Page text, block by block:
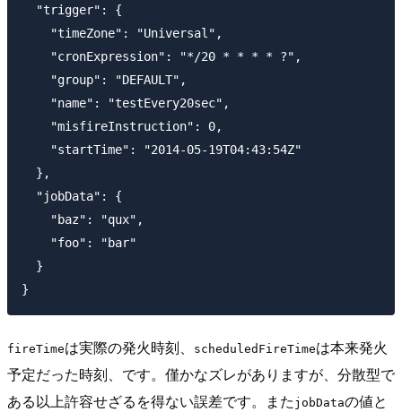
  "trigger": {
    "timeZone": "Universal",
    "cronExpression": "*/20 * * * * ?",
    "group": "DEFAULT",
    "name": "testEvery20sec",
    "misfireInstruction": 0,
    "startTime": "2014-05-19T04:43:54Z"
  },
  "jobData": {
    "baz": "qux",
    "foo": "bar"
  }
fireTimeは実際の発火時刻、 scheduledFireTimeは本来発火
予定だった時刻、です。僅かなズレがありますが、分散型で
ある以上許容せざるを得ない誤差です。また jobDataの値と